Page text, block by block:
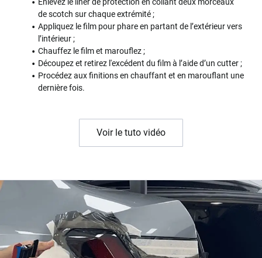
de scotch sur chaque extrémité ;
Appliquez le film pour phare en partant de l’extérieur vers
l’intérieur ;
Chauffez le film et marouflez ;
Découpez et retirez l'excédent du film à l’aide d’un cutter ;
Procédez aux finitions en chauffant et en marouflant une
dernière fois.
Voir le tuto vidéo